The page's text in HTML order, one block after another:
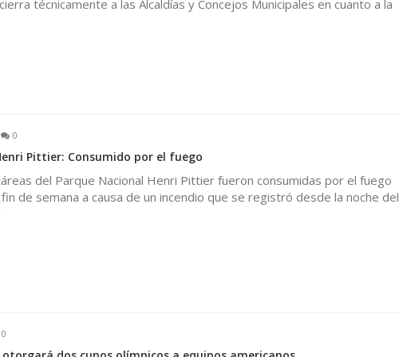
técnicamente a las Alcaldías y Concejos Municipales en cuanto a la
0
Pittier: Consumido por el fuego
del Parque Nacional Henri Pittier fueron consumidas por el fuego
de semana a causa de un incendio que se registró desde la noche del
0